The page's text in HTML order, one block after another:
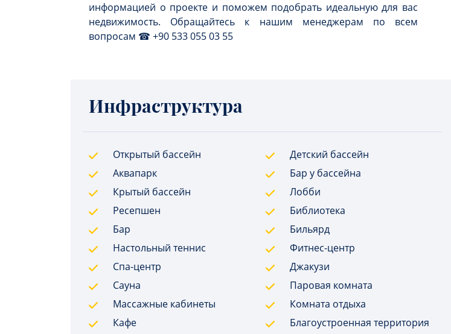
информацией о проекте и поможем подобрать идеальную для вас
недвижимость. Обращайтесь к нашим менеджерам по всем
вопросам ☎ +90 533 055 03 55
Инфраструктура
Открытый бассейн
Детский бассейн
Аквапарк
Бар у бассейна
Крытый бассейн
Лобби
Ресепшен
Библиотека
Бар
Бильярд
Настольный теннис
Фитнес-центр
Спа-центр
Джакузи
Сауна
Паровая комната
Массажные кабинеты
Комната отдыха
Кафе
Благоустроенная территория